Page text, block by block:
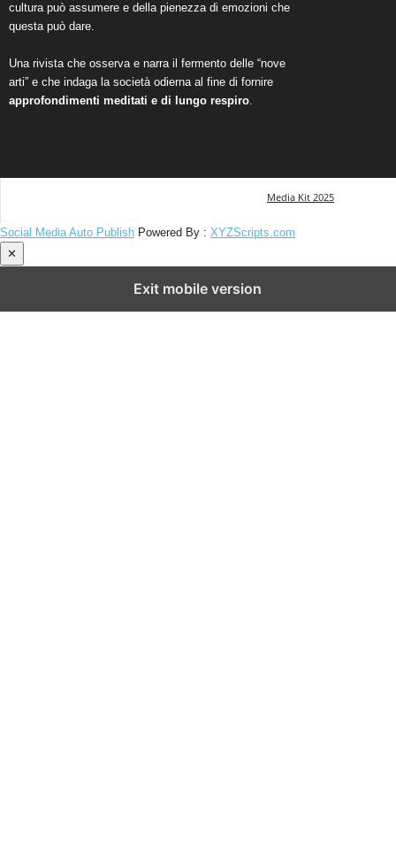
cultura può assumere e della pienezza di emozioni che
questa può dare.
Una rivista che osserva e narra il fermento delle “nove
arti” e che indaga la società odierna al fine di fornire
approfondimenti meditati e di lungo respiro.
Media Kit 2025
Social Media Auto Publish Powered By : XYZScripts.com
✕
Exit mobile version